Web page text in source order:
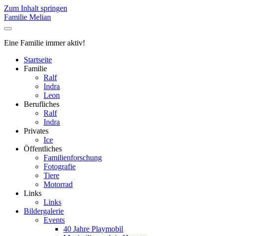
Zum Inhalt springen
Familie Melian
Eine Familie immer aktiv!
Startseite
Familie
Ralf
Indra
Leon
Berufliches
Ralf
Indra
Privates
Ice
Öffentliches
Familienforschung
Fotografie
Tiere
Motorrad
Links
Links
Bildergalerie
Events
40 Jahre Playmobil